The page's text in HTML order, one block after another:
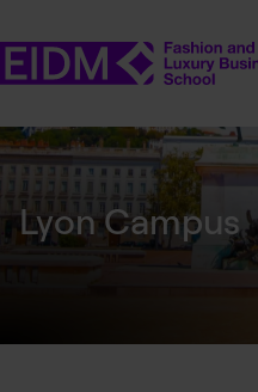
Lyon Campus